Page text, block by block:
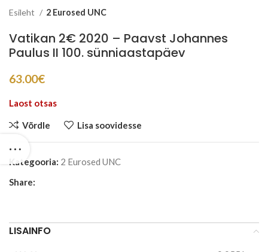
Esileht 2 Eurosed UNC
Vatikan 2€ 2020 – Paavst Johannes
Paulus II 100. sünniaastapäev
63.00€
Laost otsas
Võrdle Lisa soovidesse
Kategooria: 2 Eurosed UNC
Share:
LISAINFO